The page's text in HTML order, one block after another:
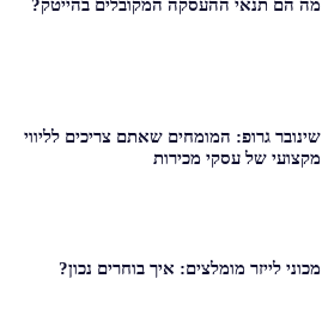
מה הם תנאי ההעסקה המקובלים בהייטק?
שינובר גרופ: המומחים שאתם צריכים לליווי
מקצועי של עסקי מכירות
מכוני לייזר מומלצים: איך בוחרים נכון?